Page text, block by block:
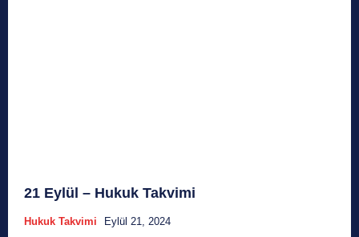
21 Eylül – Hukuk Takvimi
Hukuk Takvimi Eylül 21, 2024